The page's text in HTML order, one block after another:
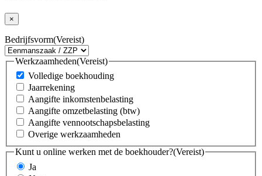
×
Bedrijfsvorm(Vereist)
Werkzaamheden(Vereist)
Volledige boekhouding
Jaarrekening
Aangifte inkomstenbelasting
Aangifte omzetbelasting (btw)
Aangifte vennootschapsbelasting
Overige werkzaamheden
Kunt u online werken met de boekhouder?(Vereist)
Ja